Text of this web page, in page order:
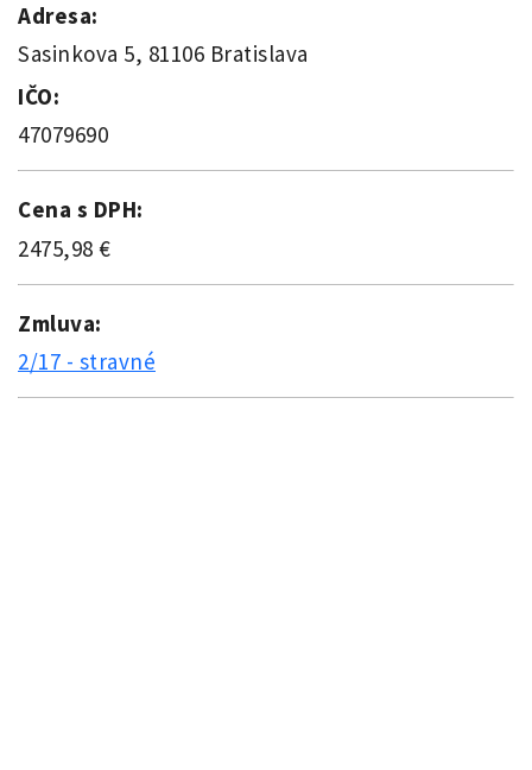
Adresa:
Sasinkova 5, 81106 Bratislava
IČO:
47079690
Cena s DPH:
2475,98 €
Zmluva:
2/17 - stravné